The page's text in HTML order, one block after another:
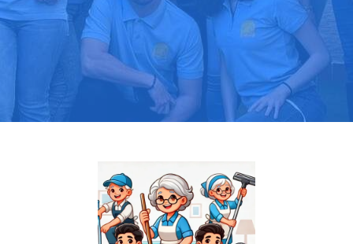
Llama hoy: 919 03 52 24
Más de 1000 clientes confían en nosotros
⭐⭐⭐⭐⭐